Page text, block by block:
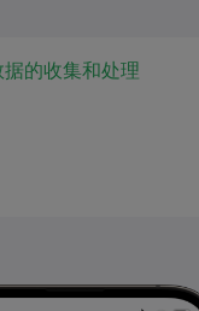
的收集和处理